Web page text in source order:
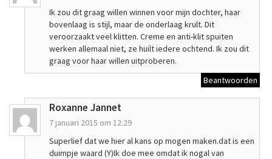
Ik zou dit graag willen winnen voor mijn dochter, haar
bovenlaag is stijl, maar de onderlaag krult. Dit
veroorzaakt veel klitten. Creme en anti-klit spuiten
werken allemaal niet, ze huilt iedere ochtend. Ik zou dit
graag voor haar willen uitproberen.
Beantwoorden
Roxanne Jannet
7 januari 2015 om 12:29
Superlief dat we hier al kans op mogen maken.dat is een
duimpje waard (Y)Ik doe mee omdat ik nogal van